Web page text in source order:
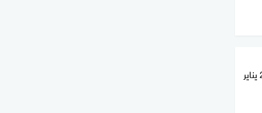
مناطق السيطرة في سوريا حتى 23 يناير